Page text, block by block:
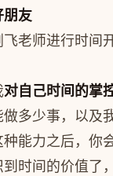
朋友
老师进行时间
对自己时间的掌
多少事，以及
能力之后，你
时间的价值了